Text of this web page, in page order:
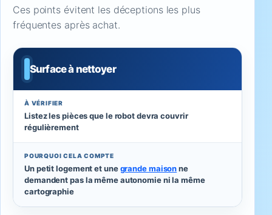
Ces points évitent les déceptions les plus
fréquentes après achat.
Surface à nettoyer
À VÉRIFIER
Listez les pièces que le robot devra couvrir
régulièrement
POURQUOI CELA COMPTE
Un petit logement et unegrande maisonne
demandent pas la même autonomie ni la même
cartographie